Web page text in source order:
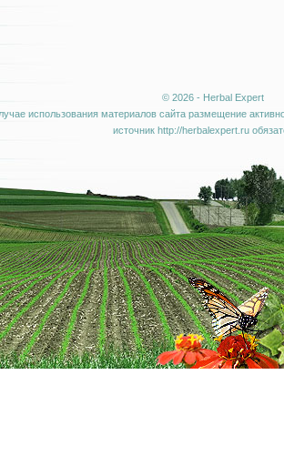
© 2026 - Herbal Expert
использования материалов сайта размещение
источник http://herbalexpert.ru